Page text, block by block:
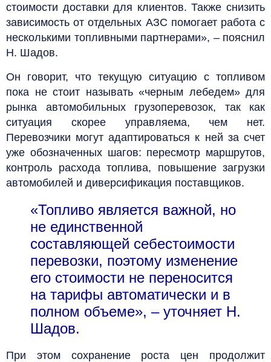
стоимости доставки для клиентов. Также снизить
зависимость от отдельных АЗС помогает работа с
несколькими топливными партнерами», – пояснил
Н. Шадов.
Он говорит, что текущую ситуацию с топливом
пока не стоит называть «черным лебедем» для
рынка автомобильных грузоперевозок, так как
ситуация скорее управляема, чем нет.
Перевозчики могут адаптироваться к ней за счет
уже обозначенных шагов: пересмотр маршрутов,
контроль расхода топлива, повышение загрузки
автомобилей и диверсификация поставщиков.
«Топливо является важной, но
не единственной
составляющей себестоимости
перевозки, поэтому изменение
его стоимости не переносится
на тарифы автоматически и в
полном объеме», – уточняет Н.
Шадов.
При этом сохранение роста цен продолжит